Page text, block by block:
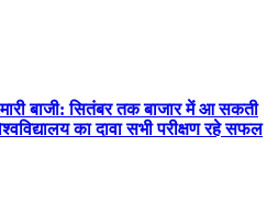
बाजी: सितंबर तक बाजार में आ सकती
का दावा सभी परीक्षण रहे सफल